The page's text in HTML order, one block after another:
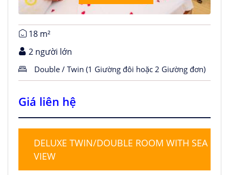
18 m²
2 người lớn
Double / Twin (1 Giường đôi hoặc 2 Giường đơn)
Giá liên hệ
DELUXE TWIN/DOUBLE ROOM WITH SEA
VIEW